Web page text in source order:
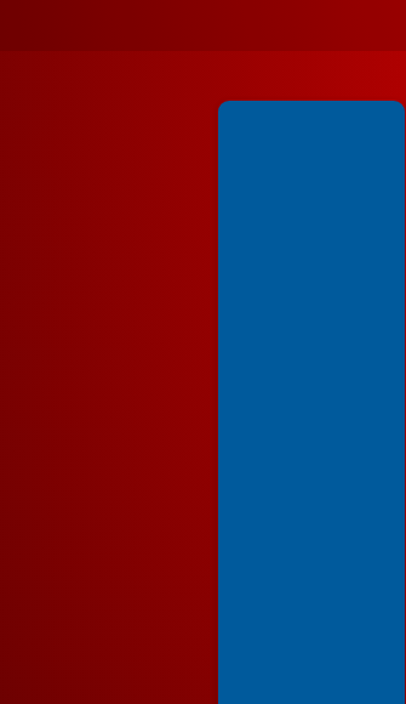
Spełniamy standardy WCAG 2.2